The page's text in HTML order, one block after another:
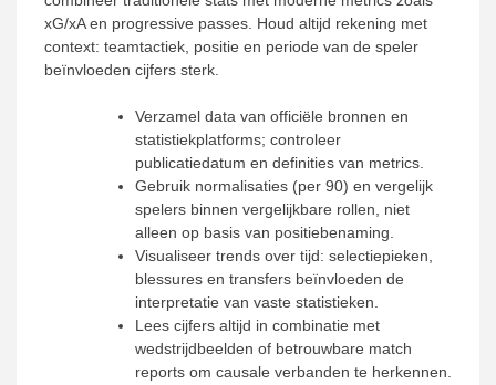
xG/xA en progressive passes. Houd altijd rekening met
context: teamtactiek, positie en periode van de speler
beïnvloeden cijfers sterk.
Verzamel data van officiële bronnen en
statistiekplatforms; controleer
publicatiedatum en definities van metrics.
Gebruik normalisaties (per 90) en vergelijk
spelers binnen vergelijkbare rollen, niet
alleen op basis van positiebenaming.
Visualiseer trends over tijd: selectiepieken,
blessures en transfers beïnvloeden de
interpretatie van vaste statistieken.
Lees cijfers altijd in combinatie met
wedstrijdbeelden of betrouwbare match
reports om causale verbanden te herkennen.